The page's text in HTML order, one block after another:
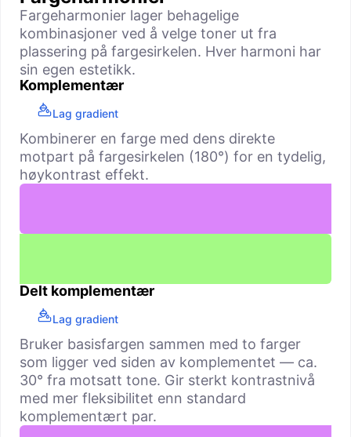
Fargeharmonier lager behagelige
kombinasjoner ved å velge toner ut fra
plassering på fargesirkelen. Hver harmoni har
sin egen estetikk.
Komplementær
Lag gradient
Kombinerer en farge med dens direkte
motpart på fargesirkelen (180°) for en tydelig,
høy­kontrast effekt.
Delt komplementær
Lag gradient
Bruker basisfargen sammen med to farger
som ligger ved siden av komple­mentet — ca.
30° fra motsatt tone. Gir sterkt kontrastnivå
med mer fleksibilitet enn standard
komplementært par.